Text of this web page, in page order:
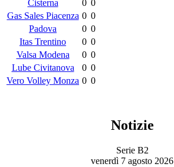
Cisterna 0 0
Gas Sales Piacenza 0 0
Padova
0 0
Itas Trentino
0 0
Valsa Modena
0 0
Lube Civitanova
0 0
Vero Volley Monza 0 0
Notizie
Serie B2
venerdì 7 agosto 2026